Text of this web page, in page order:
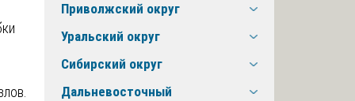
Приволжский округ
Уральский округ
Сибирский округ
Дальневосточный